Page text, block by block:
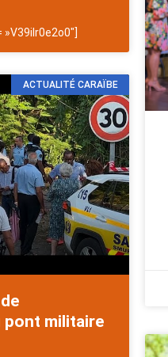
ACTUALITÉ CARAÏBE
militaire